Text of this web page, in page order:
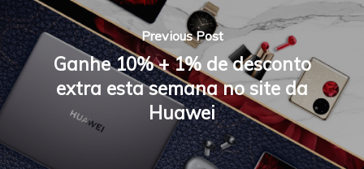
Previous Post
Ganhe 10% + 1% de desconto
extra esta semana no site da
Huawei